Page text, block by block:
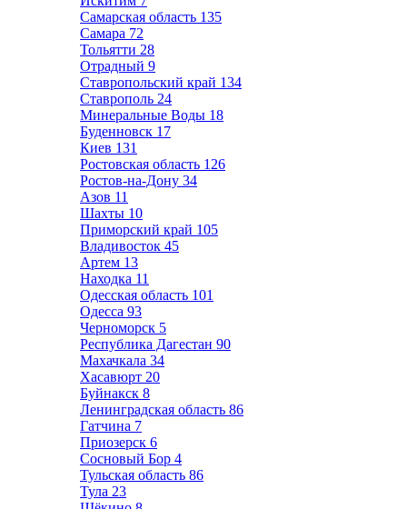
Самарская область 135
Самара 72
Тольятти 28
Отрадный 9
Ставропольский край 134
Ставрополь 24
Минеральные Воды 18
Буденновск 17
Киев 131
Ростовская область 126
Ростов-на-Дону 34
Азов 11
Шахты 10
Приморский край 105
Владивосток 45
Артем 13
Находка 11
Одесская область 101
Одесса 93
Черноморск 5
Республика Дагестан 90
Махачкала 34
Хасавюрт 20
Буйнакск 8
Ленинградская область 86
Гатчина 7
Приозерск 6
Сосновый Бор 4
Тульская область 86
Тула 23